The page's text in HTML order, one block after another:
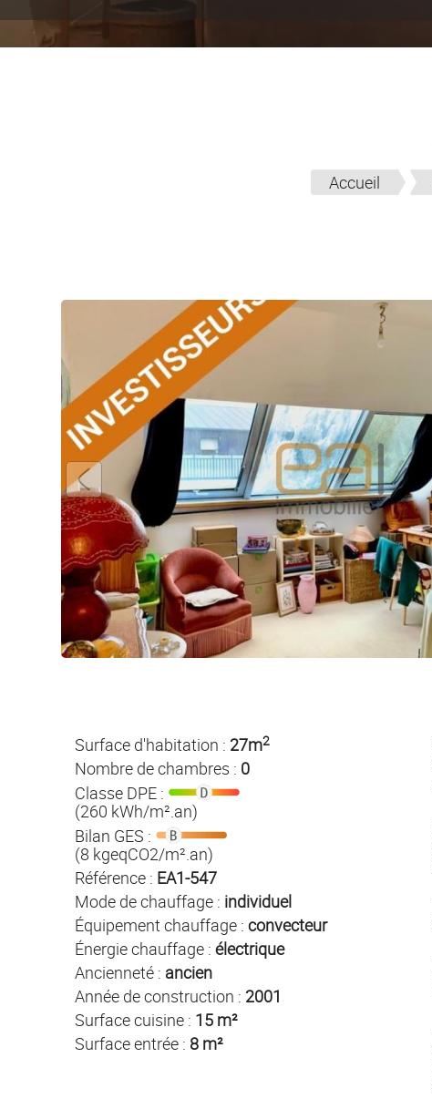
Accueil
Surface d'habitation : 27m2
Nombre de chambres : 0
Classe DPE :
(260 kWh/m².an)
Bilan GES :
(8 kgeqCO2/m².an)
Référence : EA1-547
Mode de chauffage : individuel
Équipement chauffage :convecteur
Énergie chauffage :électrique
Ancienneté : ancien
Année de construction : 2001
Surface cuisine : 15 m²
Surface entrée : 8 m²